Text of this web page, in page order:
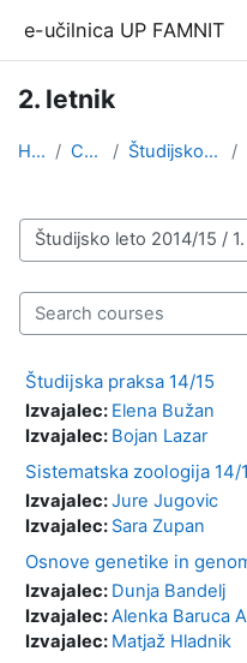
e-učilnica UP FAMNIT
2. letnik
Home Courses Študijsko leto 2014/15
Course categories
Search courses
Študijska praksa 14/15
Izvajalec: Elena Bužan
Izvajalec: Bojan Lazar
Sistematska zoologija 14/
Izvajalec:Jure Jugovic
Izvajalec: Sara Zupan
Osnove genetike in
Izvajalec: Dunja Bandelj
Izvajalec:Alenka Baruca
Izvajalec: Matjaž Hladnik